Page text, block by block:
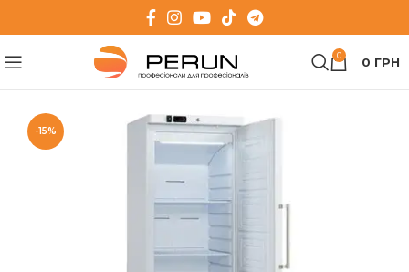
0 0 ГРН
-15%